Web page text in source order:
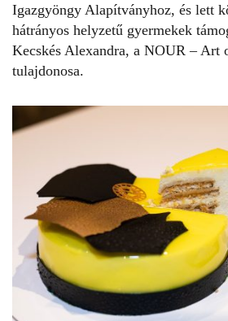
Igazgyöngy Alapítványhoz, és lett
hátrányos helyzetű gyermekek
Kecskés Alexandra, a NOUR – Art
tulajdonosa.